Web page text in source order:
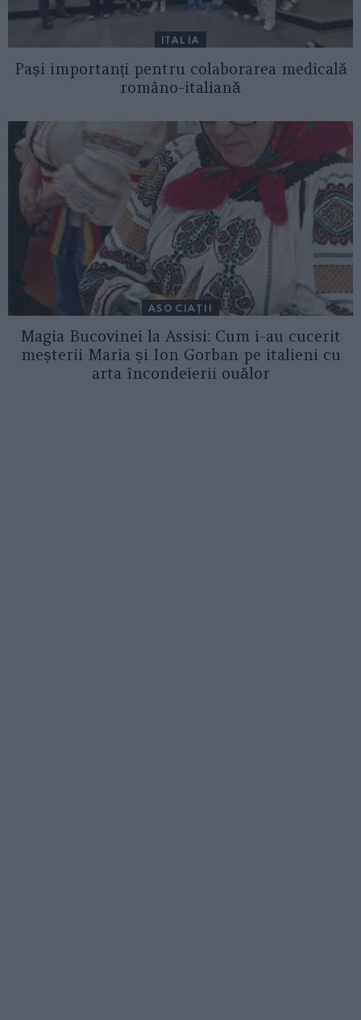
ITALIA
Pași importanți pentru colaborarea medicală
româno-italiană
ASOCIAŢII
Magia Bucovinei la Assisi: Cum i-au cucerit
meșterii Maria și Ion Gorban pe italieni cu
arta încondeierii ouălor